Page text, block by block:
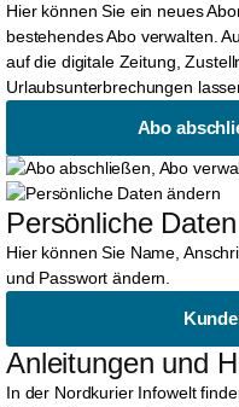
Hier können Sie ein neues
bestehendes Abo verwalten.
auf die digitale Zeitung,
Urlaubsunterbrechungen
Abo
Persönliche
Hier können Sie Name,
und Passwort ändern.
Anleitungen und
In der Nordkurier Infowelt